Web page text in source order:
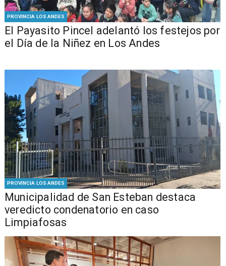
PROVINCIA LOS ANDES
El Payasito Pincel adelantó los festejos por
el Día de la Niñez en Los Andes
PROVINCIA LOS ANDES
Municipalidad de San Esteban destaca
veredicto condenatorio en caso
Limpiafosas